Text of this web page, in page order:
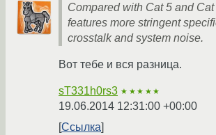
Compared with Cat 5 and
features more stringent
crosstalk and system noise.
Вот тебе и вся разница.
sT331h0rs3 ★★★★★
19.06.2014 12:31:00 +00:00
Ссылка